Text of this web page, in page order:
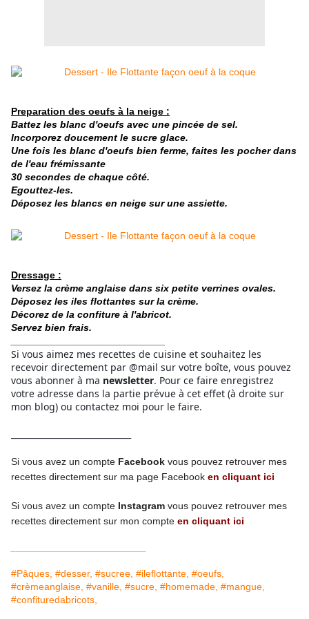
Preparation des oeufs à la neige :
Battez les blanc d'oeufs avec une pincée de sel.
Incorporez doucement le sucre glace.
Une fois les blanc d'oeufs bien ferme, faites les pocher dans
de l'eau frémissante
30 secondes de chaque côté.
Egouttez-les.
Déposez les blancs en neige sur une assiette.
Dressage :
Versez la crème anglaise dans six petite verrines ovales.
Déposez les iles flottantes sur la crème.
Décorez de la confiture à l'abricot.
Servez bien frais.
Si vous aimez mes recettes de cuisine et souhaitez les
recevoir directement par @mail sur votre boîte, vous pouvez
vous abonner à ma newsletter. Pour ce faire enregistrez
votre adresse dans la partie prévue à cet effet (à droite sur
mon blog) ou contactez moi pour le faire.
Si vous avez un compte Facebook vous pouvez retrouver mes
recettes directement sur ma page Facebook en cliquant ici
Si vous avez un compte Instagram vous pouvez retrouver mes
recettes directement sur mon compte en cliquant ici
#Pâques, #desser, #sucree, #ileflottante, #oeufs,
#crèmeanglaise, #vanille, #sucre, #homemade, #mangue,
#confituredabricots,